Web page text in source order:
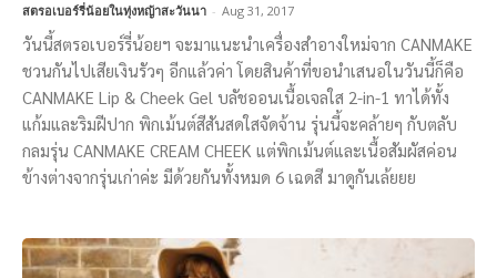
สตรอเบอร์รี่น้อยในทุ่งหญ้าสะวันนา - Aug 31, 2017
วันนี้สตรอเบอร์รี่น้อยฯ จะมาแนะนำเครื่องสำอางใหม่จาก CANMAKE
ชวนกันไปเสียเงินรัวๆ อีกแล้วค่า โดยสินค้าที่ขอนำเสนอในวันนี้ก็คือ
CANMAKE Lip & Cheek Gel บลัชออนเนื้อเจลใส 2-in-1 ทาได้ทั้ง
แก้มและริมฝีปาก พิกเม้นต์สีสันสดใสจัดจ้าน รุ่นนี้จะคล้ายๆ กับตลับ
กลมรุ่น CANMAKE CREAM CHEEK แต่พิกเม้นต์และเนื้อสัมผัสค่อน
ข้างต่างจากรุ่นเก่าค่ะ มีด้วยกันทั้งหมด 6 เฉดสี มาดูกันเล้ยยย